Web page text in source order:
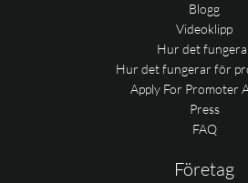
Blogg
Videoklipp
Hur det
Hur det fungerar för
Apply For Promoter
Press
FAQ
Företag